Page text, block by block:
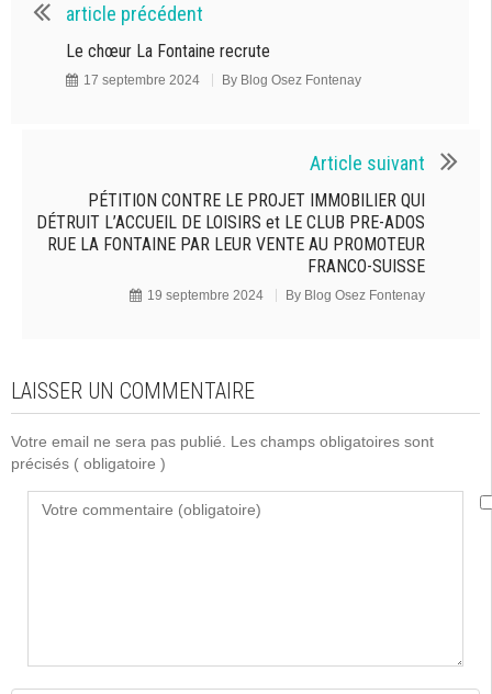
article précédent
Le chœur La Fontaine recrute
17 septembre 2024 By Blog Osez Fontenay
Article suivant
PÉTITION CONTRE LE PROJET IMMOBILIER QUI
DÉTRUIT L’ACCUEIL DE LOISIRS et LE CLUB PRE-ADOS
RUE LA FONTAINE PAR LEUR VENTE AU PROMOTEUR
FRANCO-SUISSE
19 septembre 2024 By Blog Osez Fontenay
LAISSER UN COMMENTAIRE
Votre email ne sera pas publié. Les champs obligatoires sont
précisés ( obligatoire )